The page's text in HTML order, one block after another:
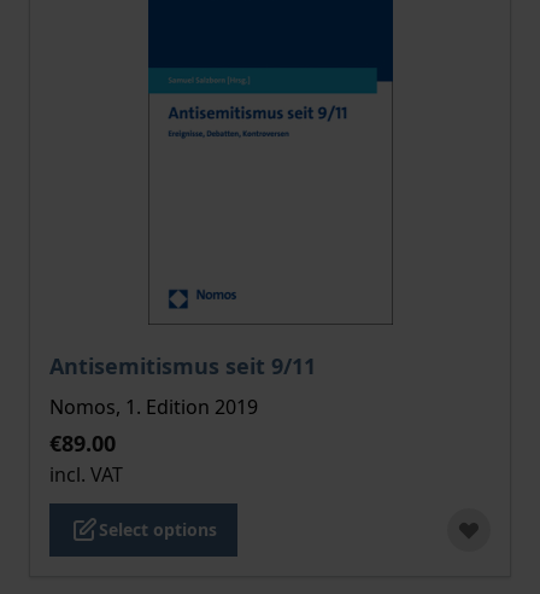
Antisemitismus seit 9/11
The price depends on the options chosen on the
Nomos, 1. Edition 2019
€89.00
incl. VAT
Select options